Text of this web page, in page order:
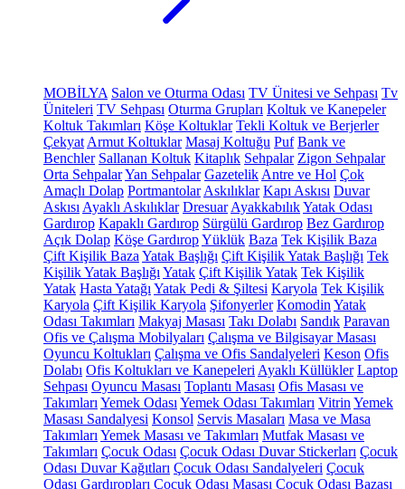
MOBİLYA Salon ve Oturma Odası TV Ünitesi ve Sehpası Tv
Üniteleri TV Sehpası Oturma Grupları Koltuk ve Kanepeler
Koltuk Takımları Köşe Koltuklar Tekli Koltuk ve Berjerler
Çekyat Armut Koltuklar Masaj Koltuğu Puf Bank ve
Benchler Sallanan Koltuk Kitaplık Sehpalar Zigon Sehpalar
Orta SehpalarYan Sehpalar Gazetelik Antre ve Hol Çok
Amaçlı Dolap Portmantolar Askılıklar Kapı Askısı Duvar
Askısı Ayaklı Askılıklar Dresuar AyakkabılıkYatak Odası
Gardırop Kapaklı Gardırop Sürgülü Gardırop Bez Gardırop
Açık Dolap Köşe GardıropYüklük Baza Tek Kişilik Baza
Çift Kişilik Baza Yatak Başlığı Çift Kişilik Yatak Başlığı Tek
Kişilik Yatak Başlığı Yatak Çift Kişilik Yatak Tek Kişilik
Yatak Hasta Yatağı Yatak Pedi & Şiltesi Karyola Tek Kişilik
Karyola Çift Kişilik Karyola Şifonyerler Komodin Yatak
Odası Takımları Makyaj Masası Takı Dolabı Sandık Paravan
Ofis ve Çalışma Mobilyaları Çalışma ve Bilgisayar Masası
Oyuncu Koltukları Çalışma ve Ofis Sandalyeleri Keson Ofis
Dolabı Ofis Koltukları ve Kanepeleri Ayaklı Küllükler Laptop
Sehpası Oyuncu Masası Toplantı Masası Ofis Masası ve
Takımları Yemek Odası Yemek Odası Takımları Vitrin Yemek
Masası Sandalyesi Konsol Servis Masaları Masa ve Masa
Takımları Yemek Masası ve Takımları Mutfak Masası ve
Takımları Çocuk Odası Çocuk Odası Duvar Stickerları Çocuk
Odası Duvar Kağıtları Çocuk Odası Sandalyeleri Çocuk
Odası Gardıropları Çocuk Odası Masası Çocuk Odası Bazası